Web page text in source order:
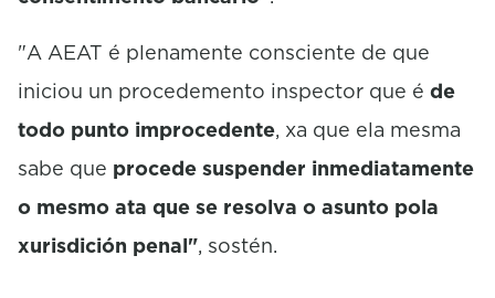
"A AEAT é plenamente consciente de que
iniciou un procedemento inspector que é de
todo punto improcedente, xa que ela mesma
sabe que procede suspender inmediatamente
o mesmo ata que se resolva o asunto pola
xurisdición penal", sostén.